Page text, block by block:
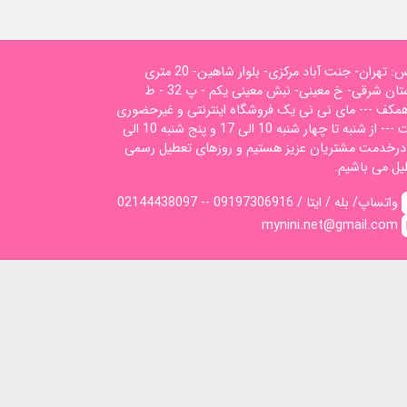
آدرس: تهران- جنت آباد مرکزی- بلوار شاهین- 20 متری
گلستان شرقی- خ معینی- نبش معینی یکم - پ 32 - ط
--- مای نی نی یک فروشگاه اینترنتی و غیرحضوری
است --- از شنبه تا چهار شنبه 10 الی 17 و پنج شنبه 10 الی
13 درخدمت مشتریان عزیز هستیم و روزهای تعطیل رسمی
می باشیم.
02144438097 -- واتساپ/ بله / ایتا / 09197306916